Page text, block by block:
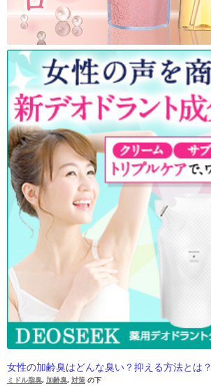
女性の加齢臭はどんな臭い？抑える方法とは？
ミドル脂臭, 加齢臭, 対策 の下